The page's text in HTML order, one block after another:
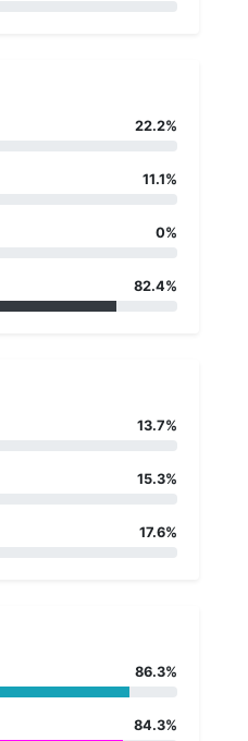
22.2%
11.1%
0%
82.4%
13.7%
15.3%
17.6%
86.3%
84.3%